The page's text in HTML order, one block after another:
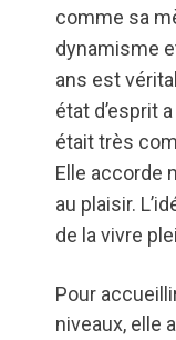
comme sa
dynamisme
ans est
état d’esprit
était très
Elle accorde
au plaisir.
de la vivre
Pour
niveaux, elle